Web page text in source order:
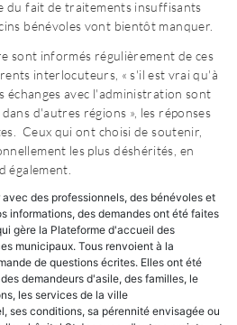
du fait de traitements insuffisants
bénévoles vont bientôt manquer.
sont informés régulièrement de ces
interlocuteurs, « s'il est vrai qu'à
échanges avec l'administration sont
d'autres régions », les réponses
Ceux qui ont choisi de soutenir,
les plus déshérités, en
également.
des professionnels, des bénévoles et
informations, des demandes ont été faites
gère la Plateforme d'accueil des
municipaux. Tous renvoient à la
de questions écrites. Elles ont été
demandeurs d'asile, des familles, le
les services de la ville
ses conditions, sa pérennité envisagée ou